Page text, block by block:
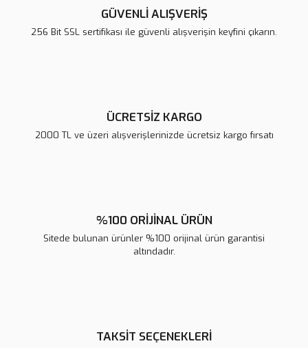
Ürün açıklamasında eksik bilgiler bulunuyor.
GÜVENLİ ALIŞVERİŞ
256 Bit SSL sertifikası ile güvenli alışverişin keyfini çıkarın.
ÜCRETSİZ KARGO
2000 TL ve üzeri alışverişlerinizde ücretsiz kargo fırsatı
%100 ORİJİNAL ÜRÜN
Sitede bulunan ürünler %100 orijinal ürün garantisi
altındadır.
TAKSİT SEÇENEKLERİ